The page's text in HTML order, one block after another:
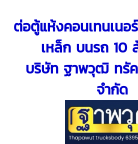
ต่อตู้แห้งคอนเทนเนอ
เหล็ก บนรถ 10
บริษัท ฐาพวุฒิ ทรั
จำกัด